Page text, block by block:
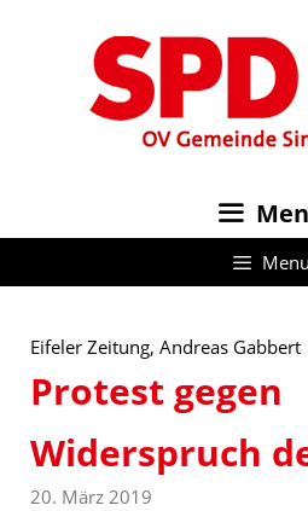
Menu
Eifeler Zeitung, Andreas Gabbert
Protest gegen
Widerspruch
20. März 2019